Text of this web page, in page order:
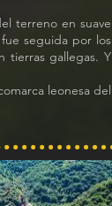
terreno en suave
seguida por los
tierras gallegas. Y
leonesa del